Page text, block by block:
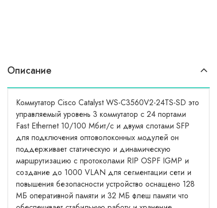
Описание
Коммутатор Cisco Catalyst WS-C3560V2-24TS-SD это
управляемый уровень 3 коммутатор с 24 портами
Fast Ethernet 10/100 Мбит/с и двумя слотами SFP
для подключения оптоволоконных модулей он
поддерживает статическую и динамическую
маршрутизацию с протоколами RIP OSPF IGMP и
создание до 1000 VLAN для сегментации сети и
повышения безопасности устройство оснащено 128
МБ оперативной памяти и 32 МБ флеш памяти что